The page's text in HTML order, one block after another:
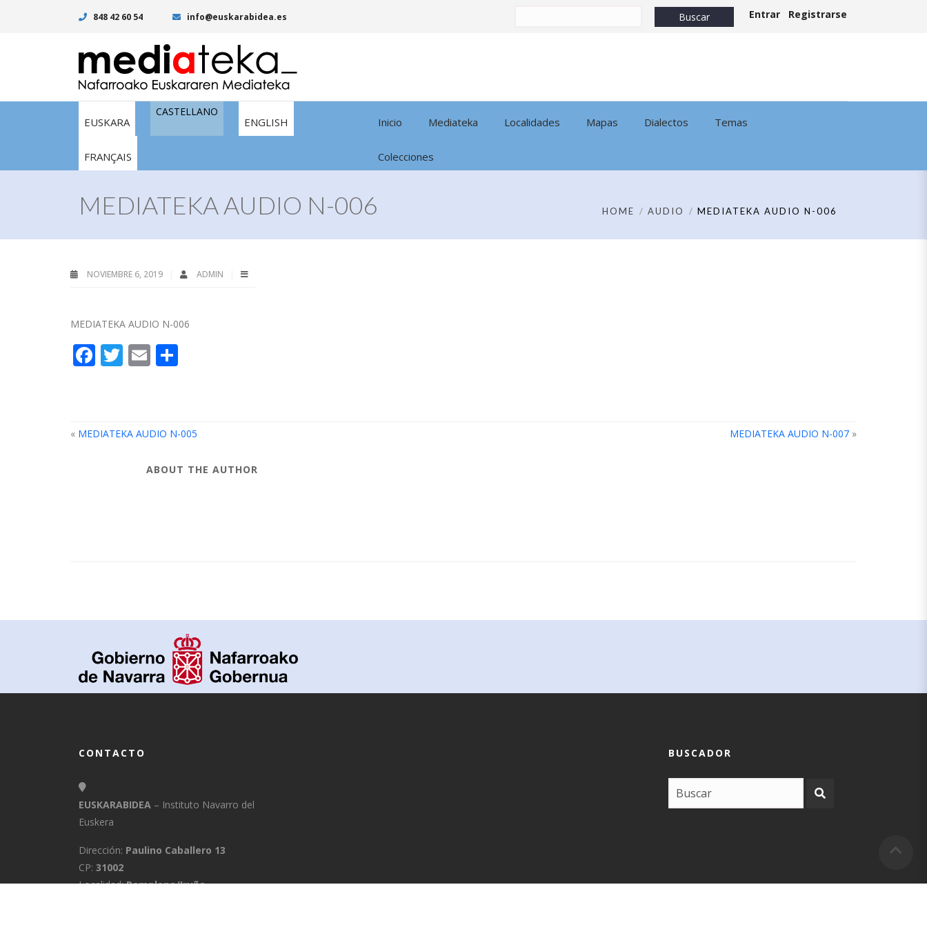
848 42 60 54 info@euskarabidea.es Entrar Registrarse
EUSKARA
CASTELLANO
ENGLISH
FRANÇAIS
Inicio Mediateka Localidades Mapas Dialectos Temas
Colecciones
MEDIATEKA AUDIO N-006 HOME AUDIO MEDIATEKA AUDIO N-006
NOVIEMBRE 6, 2019 ADMIN
MEDIATEKA AUDIO N-006
Facebook
Twitter
Email
« MEDIATEKA AUDIO N-005 MEDIATEKA AUDIO N-007 »
ABOUT THE AUTHOR
CONTACTO
EUSKARABIDEA – Instituto Navarro del
Euskera
Dirección: Paulino Caballero 13
CP: 31002
Localidad:Pamplona/Iruña
BUSCADOR